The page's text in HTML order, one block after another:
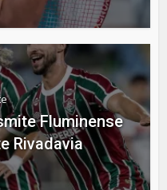
Fluminense
Rivadavia